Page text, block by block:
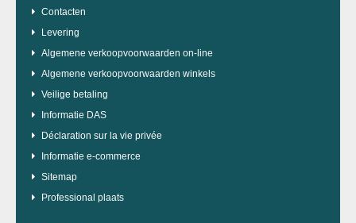
Contacten
Levering
Algemene verkoopvoorwaarden on-line
Algemene verkoopvoorwaarden winkels
Veilige betaling
Informatie DAS
Déclaration sur la vie privée
Informatie e-commerce
Sitemap
Professional plaats